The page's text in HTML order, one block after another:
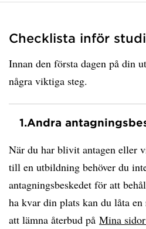
Checklista inför
Innan den första dagen på din
några viktiga steg.
1.Andra
När du har blivit antagen eller
till en utbildning behöver du
antagningsbeskedet för att
ha kvar din plats kan du låta
att lämna återbud på Mina